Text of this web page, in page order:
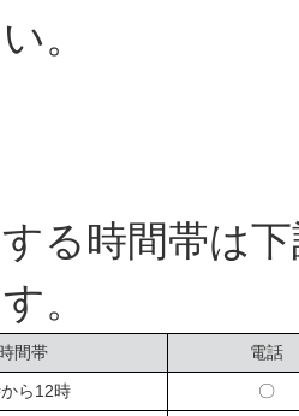
。
る時間帯は
。
時間帯
電話
ら12時
〇